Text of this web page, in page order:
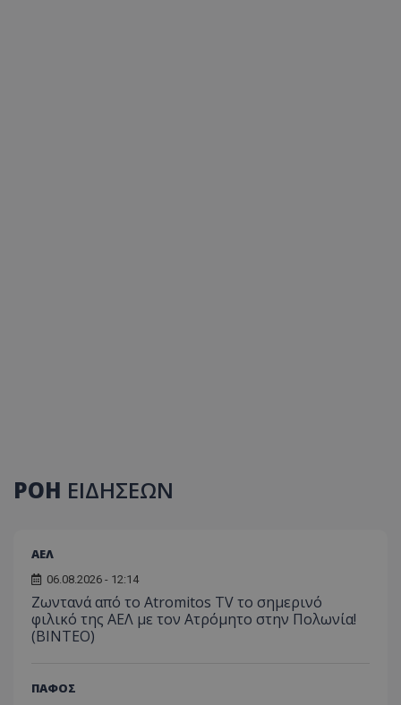
ΡΟΗ ΕΙΔΗΣΕΩΝ
ΑΕΛ
06.08.2026 - 12:14
Ζωντανά από το Atromitos TV το σημερινό
φιλικό της ΑΕΛ με τον Ατρόμητο στην Πολωνία!
(ΒΙΝΤΕΟ)
ΠΑΦΟΣ